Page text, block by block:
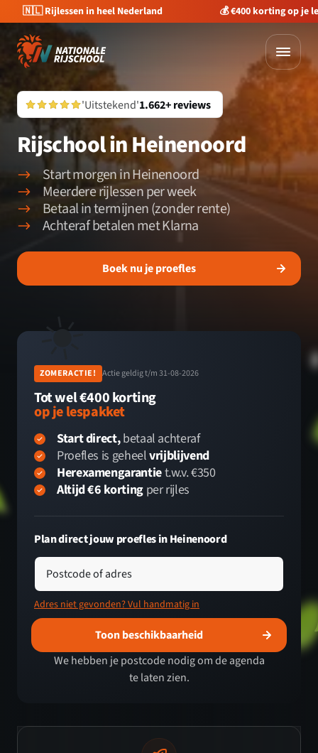
🇳🇱 Rijlessen in heel Nederland 💰 €400 korting op je
'Uitstekend'1.662+ reviews
Rijschool in Heinenoord
Start morgen in Heinenoord
Meerdere rijlessen per week
Betaal in termijnen (zonder rente)
Achteraf betalen met Klarna
Boek nu je proefles
☀️
ZOMERACTIE! Actie geldig t/m 31-08-2026
Tot wel €400 korting
op je lespakket
Start direct,betaal achteraf
Proefles is geheelvrijblijvend
Herexamengarantiet.w.v. €350
Altijd €6 kortingper rijles
Plan direct jouw proefles in Heinenoord
Postcode of adres
Adres niet gevonden? Vul handmatig in
Toon beschikbaarheid
We hebben je postcode nodig om de agenda
te laten zien.